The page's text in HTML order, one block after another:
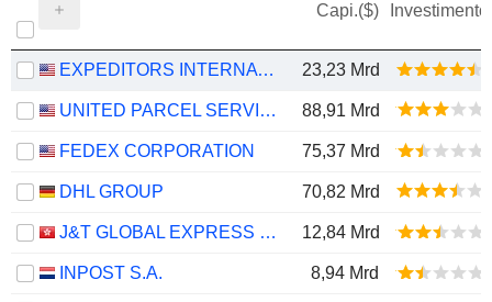
Capi.($) Investimento
EXPEDITORS INTERNATIONAL OF WASHINGTON INC. 23,23 Mrd
UNITED PARCEL SERVICE, INC. 88,91 Mrd
FEDEX CORPORATION 75,37 Mrd
DHL GROUP 70,82 Mrd
J&T GLOBAL EXPRESS LIMITED 12,84 Mrd
INPOST S.A.
8,94 Mrd